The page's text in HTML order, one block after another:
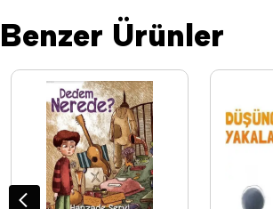
Benzer Ürünler